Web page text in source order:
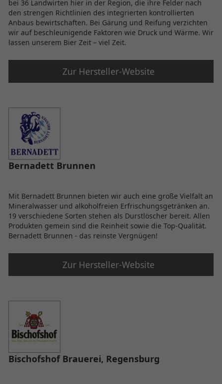
bei 36 Landwirten hier in der Region, die ihre Felder nach
den strengen Richtlinien des integrierten kontrollierten
Anbaus bewirtschaften. Bei Gärung und Reifung verzichten
wir auf beschleunigende Faktoren wie Druck und Wärme. Wir
lassen unserem Bier Zeit – viel Zeit.
Zur Hersteller-Website
Bernadett Brunnen
Mit Bernadett Brunnen bieten wir auch eine große Vielfalt an
Mineralwasser und alkoholfreien Erfrischungsgetränken an.
19 verschiedene Sorten stehen als Durstlöscher bereit. Allen
Produkten gemein sind die Reinheit sowie die Top-Qualität.
Bernadett Brunnen - das reinste Vergnügen!
Zur Hersteller-Website
Bischofshof Brauerei, Regensburg